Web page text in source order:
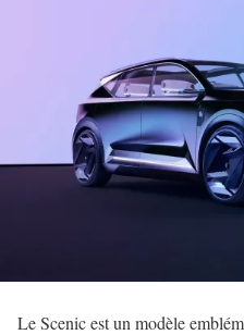
Le Scenic est un modèle